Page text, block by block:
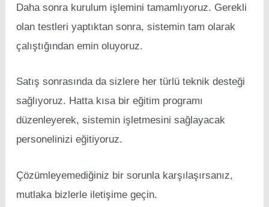
Daha sonra kurulum işlemini tamamlıyoruz. Gerekli
olan testleri yaptıktan sonra, sistemin tam olarak
çalıştığından emin oluyoruz.
Satış sonrasında da sizlere her türlü teknik desteği
sağlıyoruz. Hatta kısa bir eğitim programı
düzenleyerek, sistemin işletmesini sağlayacak
personelinizi eğitiyoruz.
Çözümleyemediğiniz bir sorunla karşılaşırsanız,
mutlaka bizlerle iletişime geçin.